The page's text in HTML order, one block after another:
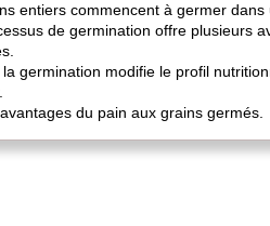
entiers commencent à germer dans
de germination offre plusieurs
la germination modifie le profil
du pain aux grains germés.